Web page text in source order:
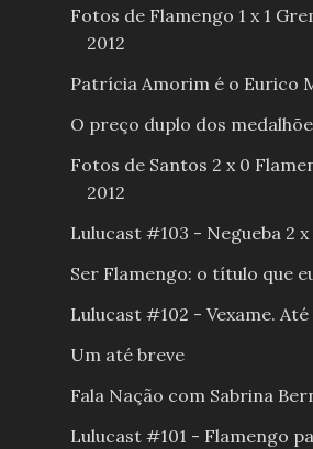
Fotos de Flamengo 1 x 1
2012
Patrícia Amorim é o Eurico
O preço duplo dos
Fotos de Santos 2 x 0
2012
Lulucast #103 - Negueba 2
Ser Flamengo: o título que
Lulucast #102 - Vexame. Até
Um até breve
Fala Nação com Sabrina
Lulucast #101 - Flamengo